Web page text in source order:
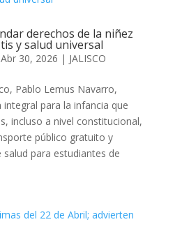
derechos de la niñez
y salud universal
Abr 30, 2026 | JALISCO
Pablo Lemus Navarro,
para la infancia que
incluso a nivel constitucional,
público gratuito y
para estudiantes de